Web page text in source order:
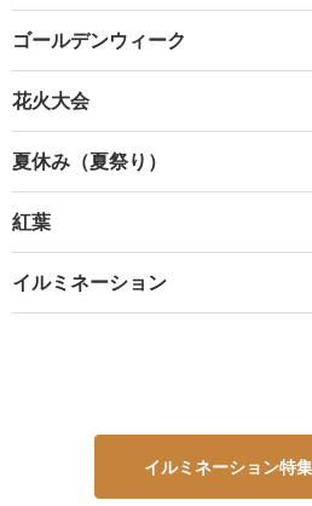
ゴールデンウィーク
花火大会
夏休み（夏祭り）
紅葉
イルミネーション
イルミネーション特